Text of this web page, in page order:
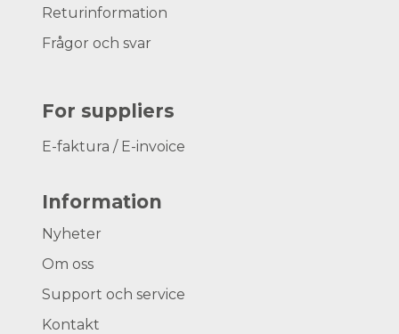
Returinformation
Frågor och svar
For suppliers
E-faktura / E-invoice
Information
Nyheter
Om oss
Support och service
Kontakt